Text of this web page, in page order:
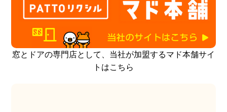
窓とドアの専門店として、当社が加盟するマド本舗サイ
トはこちら